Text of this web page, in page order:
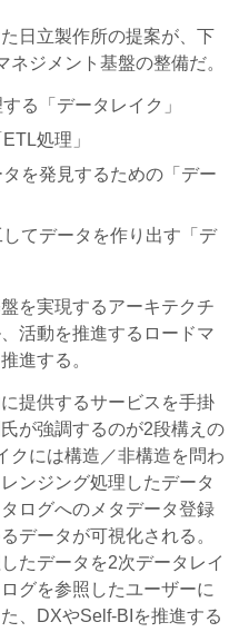
日立製作所の提案が、下
ジメント基盤の整備だ。
る「データレイク」
処理」
を発見するための「デー
てデータを作り出す「デ
を実現するアーキテクチ
活動を推進するロードマ
進する。
提供するサービスを手掛
が強調するのが2段構えの
クには構造／非構造を問わ
ンジング処理したデータ
ログへのメタデータ登録
データが可視化される。
たデータを2次データレイ
グを参照したユーザーに
、DXやSelf-BIを推進する